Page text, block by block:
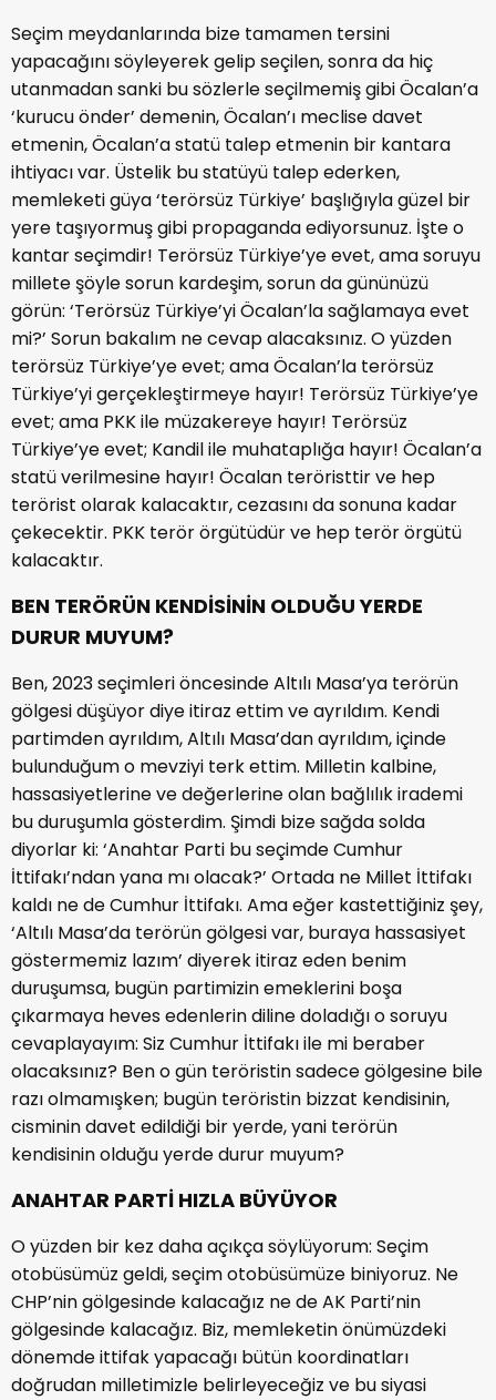
Seçim meydanlarında bize tamamen tersini
yapacağını söyleyerek gelip seçilen, sonra da hiç
utanmadan sanki bu sözlerle seçilmemiş gibi Öcalan’a
‘kurucu önder’ demenin, Öcalan’ı meclise davet
etmenin, Öcalan’a statü talep etmenin bir kantara
ihtiyacı var. Üstelik bu statüyü talep ederken,
memleketi güya ‘terörsüz Türkiye’ başlığıyla güzel bir
yere taşıyormuş gibi propaganda ediyorsunuz. İşte o
kantar seçimdir! Terörsüz Türkiye’ye evet, ama soruyu
millete şöyle sorun kardeşim, sorun da gününüzü
görün: ‘Terörsüz Türkiye’yi Öcalan’la sağlamaya evet
mi?’ Sorun bakalım ne cevap alacaksınız. O yüzden
terörsüz Türkiye’ye evet; ama Öcalan’la terörsüz
Türkiye’yi gerçekleştirmeye hayır! Terörsüz Türkiye’ye
evet; ama PKK ile müzakereye hayır! Terörsüz
Türkiye’ye evet; Kandil ile muhataplığa hayır! Öcalan’a
statü verilmesine hayır! Öcalan teröristtir ve hep
terörist olarak kalacaktır, cezasını da sonuna kadar
çekecektir. PKK terör örgütüdür ve hep terör örgütü
kalacaktır.
BEN TERÖRÜN KENDİSİNİN OLDUĞU YERDE
DURUR MUYUM?
Ben, 2023 seçimleri öncesinde Altılı Masa’ya terörün
gölgesi düşüyor diye itiraz ettim ve ayrıldım. Kendi
partimden ayrıldım, Altılı Masa’dan ayrıldım, içinde
bulunduğum o mevziyi terk ettim. Milletin kalbine,
hassasiyetlerine ve değerlerine olan bağlılık irademi
bu duruşumla gösterdim. Şimdi bize sağda solda
diyorlar ki: ‘Anahtar Parti bu seçimde Cumhur
İttifakı’ndan yana mı olacak?’ Ortada ne Millet İttifakı
kaldı ne de Cumhur İttifakı. Ama eğer kastettiğiniz şey,
‘Altılı Masa’da terörün gölgesi var, buraya hassasiyet
göstermemiz lazım’ diyerek itiraz eden benim
duruşumsa, bugün partimizin emeklerini boşa
çıkarmaya heves edenlerin diline doladığı o soruyu
cevaplayayım: Siz Cumhur İttifakı ile mi beraber
olacaksınız? Ben o gün teröristin sadece gölgesine bile
razı olmamışken; bugün teröristin bizzat kendisinin,
cisminin davet edildiği bir yerde, yani terörün
kendisinin olduğu yerde durur muyum?
ANAHTAR PARTİ HIZLA BÜYÜYOR
O yüzden bir kez daha açıkça söylüyorum: Seçim
otobüsümüz geldi, seçim otobüsümüze biniyoruz. Ne
CHP’nin gölgesinde kalacağız ne de AK Parti’nin
gölgesinde kalacağız. Biz, memleketin önümüzdeki
dönemde ittifak yapacağı bütün koordinatları
doğrudan milletimizle belirleyeceğiz ve bu siyasi